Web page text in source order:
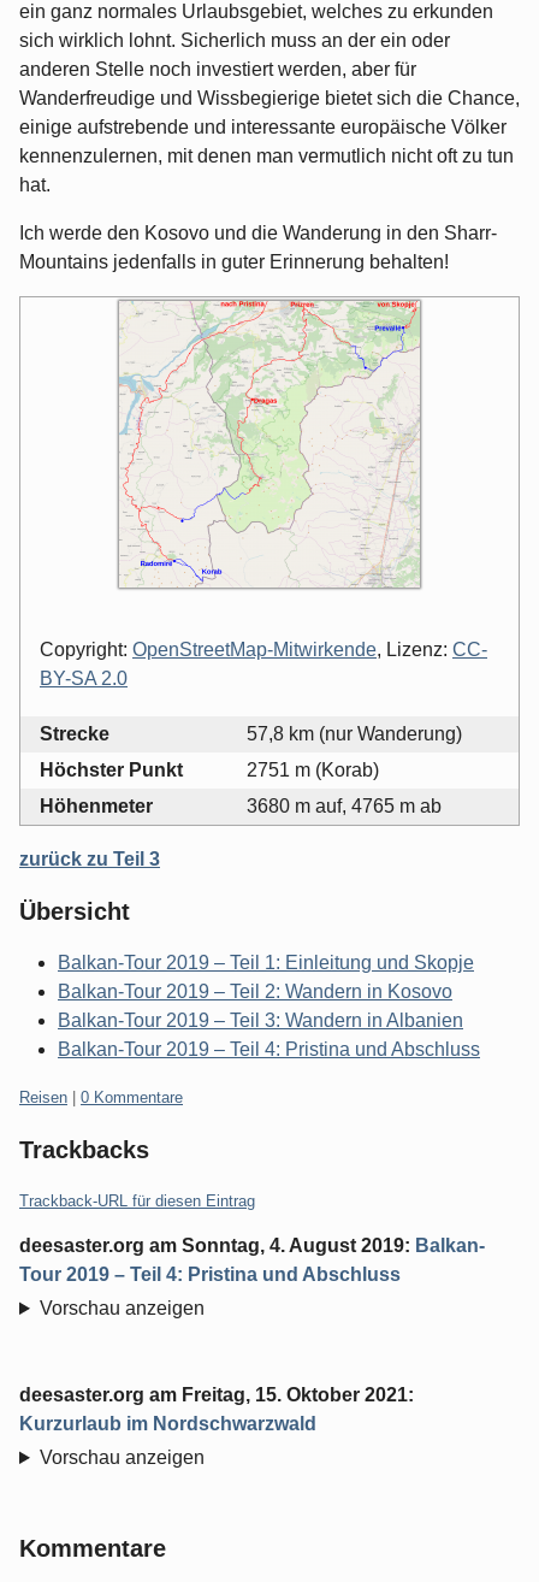
ein ganz normales Urlaubsgebiet, welches zu erkunden
sich wirklich lohnt. Sicherlich muss an der ein oder
anderen Stelle noch investiert werden, aber für
Wanderfreudige und Wissbegierige bietet sich die Chance,
einige aufstrebende und interessante europäische Völker
kennenzulernen, mit denen man vermutlich nicht oft zu tun
hat.
Ich werde den Kosovo und die Wanderung in den Sharr-
Mountains jedenfalls in guter Erinnerung behalten!
Copyright: OpenStreetMap-Mitwirkende, Lizenz: CC-
BY-SA 2.0
Strecke
57,8 km (nur Wanderung)
Höchster Punkt
2751 m (Korab)
Höhenmeter
3680 m auf, 4765 m ab
zurück zu Teil 3
Übersicht
Balkan-Tour 2019 – Teil 1: Einleitung und Skopje
Balkan-Tour 2019 – Teil 2: Wandern in Kosovo
Balkan-Tour 2019 – Teil 3: Wandern in Albanien
Balkan-Tour 2019 – Teil 4: Pristina und Abschluss
Kategorien:
Reisen 0 Kommentare
Trackbacks
Trackback-URL für diesen Eintrag
deesaster.org am Sonntag, 4. August 2019: Balkan-
Tour 2019 – Teil 4: Pristina und Abschluss
Vorschau anzeigen
deesaster.org am Freitag, 15. Oktober 2021:
Kurzurlaub im Nordschwarzwald
Vorschau anzeigen
Kommentare